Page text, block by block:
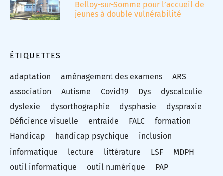
Belloy-sur-Somme pour l’accueil de
jeunes à double vulnérabilité
ÉTIQUETTES
adaptation aménagement des examens
ARS
association
Autisme Covid19 Dys
dyscalculie
dyslexie
dysorthographie dysphasie
dyspraxie
Déficience visuelle
entraide FALC
formation
Handicap
handicap psychique
inclusion
informatique
lecture littérature LSF
MDPH
outil informatique
outil numérique
PAP